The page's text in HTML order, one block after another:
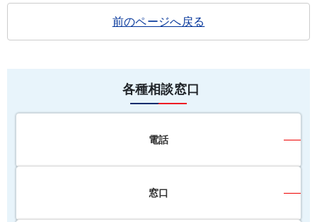
前のページへ戻る
各種相談窓口
電話
窓口